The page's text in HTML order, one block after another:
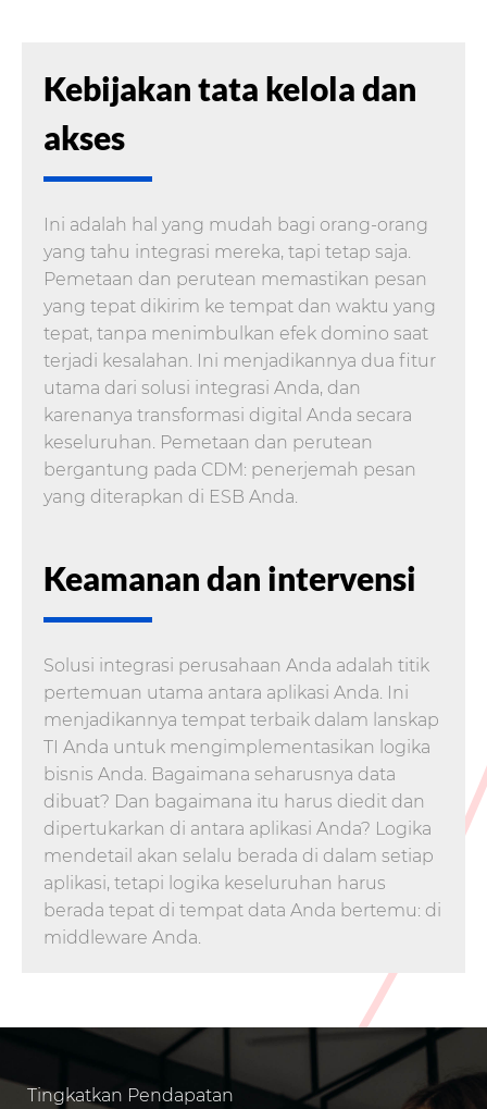
Kebijakan tata kelola dan
akses
Ini adalah hal yang mudah bagi orang-orang
yang tahu integrasi mereka, tapi tetap saja.
Pemetaan dan perutean memastikan pesan
yang tepat dikirim ke tempat dan waktu yang
tepat, tanpa menimbulkan efek domino saat
terjadi kesalahan. Ini menjadikannya dua fitur
utama dari solusi integrasi Anda, dan
karenanya transformasi digital Anda secara
keseluruhan. Pemetaan dan perutean
bergantung pada CDM: penerjemah pesan
yang diterapkan di ESB Anda.
Keamanan dan intervensi
Solusi integrasi perusahaan Anda adalah titik
pertemuan utama antara aplikasi Anda. Ini
menjadikannya tempat terbaik dalam lanskap
TI Anda untuk mengimplementasikan logika
bisnis Anda. Bagaimana seharusnya data
dibuat? Dan bagaimana itu harus diedit dan
dipertukarkan di antara aplikasi Anda? Logika
mendetail akan selalu berada di dalam setiap
aplikasi, tetapi logika keseluruhan harus
berada tepat di tempat data Anda bertemu: di
middleware Anda.
Tingkatkan Pendapatan